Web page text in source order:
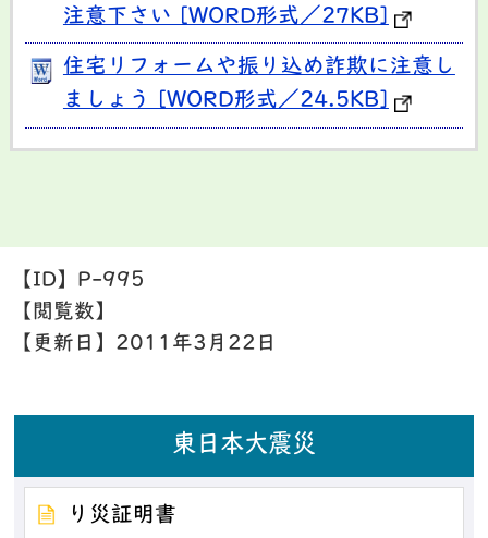
注意下さい [WORD形式／27KB]
住宅リフォームや振り込め詐欺に注意し
ましょう [WORD形式／24.5KB]
【ID】 P-995
【閲覧数】
【更新日】 2011年3月22日
東日本大震災
り災証明書